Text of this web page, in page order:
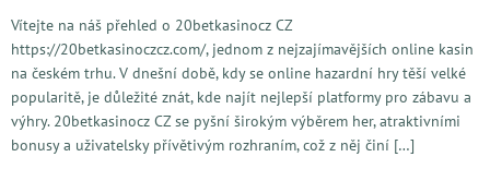
Vítejte na náš přehled o 20betkasinocz CZ
https://20betkasinoczcz.com/, jednom z nejzajímavějších online kasin
na českém trhu. V dnešní době, kdy se online hazardní hry těší velké
popularitě, je důležité znát, kde najít nejlepší platformy pro zábavu a
výhry. 20betkasinocz CZ se pyšní širokým výběrem her, atraktivními
bonusy a uživatelsky přívětivým rozhraním, což z něj činí […]